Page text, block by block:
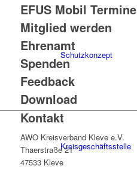
Schutzkonzept
Kreisgeschäftsstelle
EFUS Mobil Termine
Mitglied werden
Ehrenamt
Spenden
Feedback
Download
Kontakt
AWO Kreisverband Kleve e.V.
Thaerstraße 21
47533 Kleve